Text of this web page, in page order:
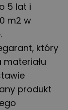
5 lat i
m2 w
który
produkt